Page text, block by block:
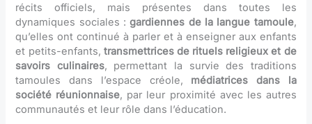
récits officiels, mais présentes dans toutes les
dynamiques sociales :gardiennes de la langue tamoule,
qu’elles ont continué à parler et à enseigner aux enfants
et petits-enfants, transmettrices de rituels religieux et de
savoirs culinaires, permettant la survie des traditions
tamoules dans l’espace créole, médiatrices dans la
société réunionnaise, par leur proximité avec les autres
communautés et leur rôle dans l’éducation.